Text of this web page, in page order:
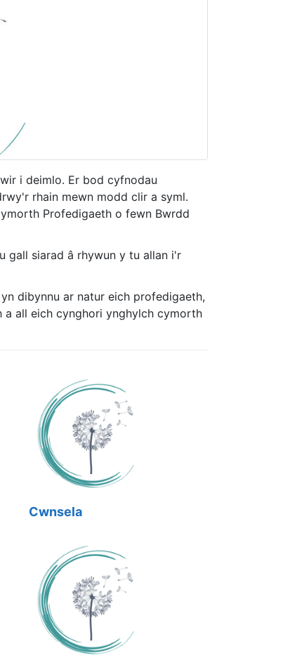
i deimlo. Er bod cyfnodau
rhain mewn modd clir a syml.
Profedigaeth o fewn Bwrdd
gall siarad â rhywun y tu allan i'r
dibynnu ar natur eich profedigaeth,
all eich cynghori ynghylch cymorth
Cwnsela